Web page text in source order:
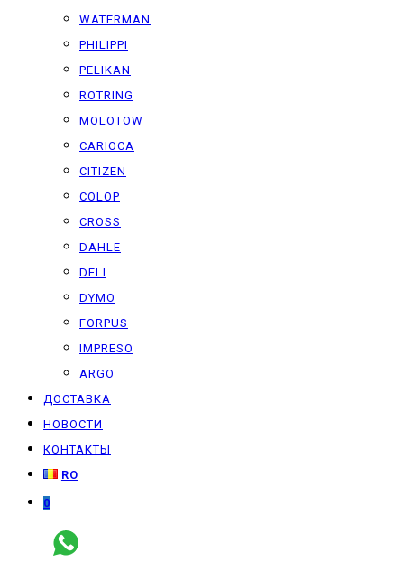
WATERMAN
PHILIPPI
PELIKAN
ROTRING
MOLOTOW
CARIOCA
CITIZEN
COLOP
CROSS
DAHLE
DELI
DYMO
FORPUS
IMPRESO
ARGO
ДОСТАВКА
НОВОСТИ
КОНТАКТЫ
RO
0